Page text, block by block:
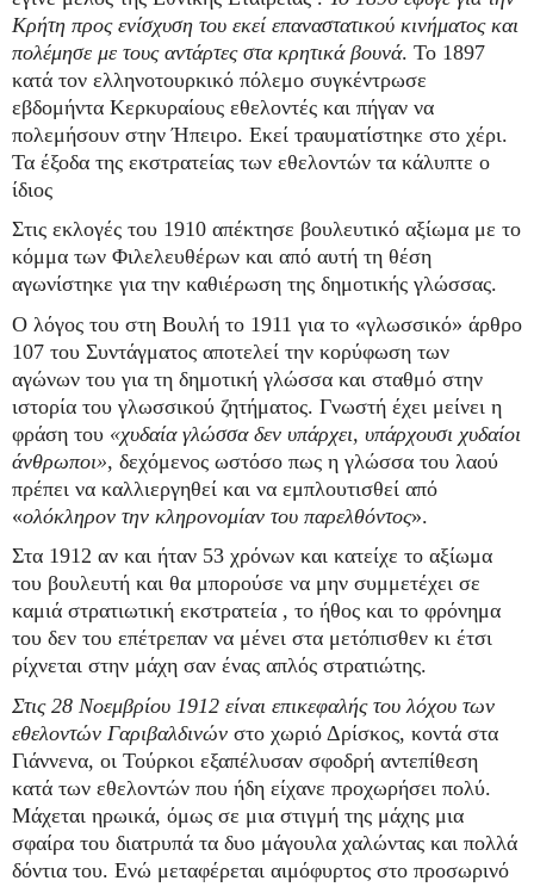
Κρήτη προς ενίσχυση του εκεί επαναστατικού κινήματος και
πολέμησε με τους αντάρτες στα κρητικά βουνά. Το 1897
κατά τον ελληνοτουρκικό πόλεμο συγκέντρωσε
εβδομήντα Κερκυραίους εθελοντές και πήγαν να
πολεμήσουν στην Ήπειρο. Εκεί τραυματίστηκε στο χέρι.
Τα έξοδα της εκστρατείας των εθελοντών τα κάλυπτε ο
ίδιος
Στις εκλογές του 1910 απέκτησε βουλευτικό αξίωμα με το
κόμμα των Φιλελευθέρων και από αυτή τη θέση
αγωνίστηκε για την καθιέρωση της δημοτικής γλώσσας.
Ο λόγος του στη Βουλή το 1911 για το «γλωσσικό» άρθρο
107 του Συντάγματος αποτελεί την κορύφωση των
αγώνων του για τη δημοτική γλώσσα και σταθμό στην
ιστορία του γλωσσικού ζητήματος. Γνωστή έχει μείνει η
φράση του «χυδαία γλώσσα δεν υπάρχει, υπάρχουσι χυδαίοι
άνθρωποι», δεχόμενος ωστόσο πως η γλώσσα του λαού
πρέπει να καλλιεργηθεί και να εμπλουτισθεί από
«ολόκληρον την κληρονομίαν του παρελθόντος».
Στα 1912 αν και ήταν 53 χρόνων και κατείχε το αξίωμα
του βουλευτή και θα μπορούσε να μην συμμετέχει σε
καμιά στρατιωτική εκστρατεία , το ήθος και το φρόνημα
του δεν του επέτρεπαν να μένει στα μετόπισθεν κι έτσι
ρίχνεται στην μάχη σαν ένας απλός στρατιώτης.
Στις 28 Νοεμβρίου 1912 είναι επικεφαλής του λόχου των
εθελοντών Γαριβαλδινών στο χωριό Δρίσκος, κοντά στα
Γιάννενα, οι Τούρκοι εξαπέλυσαν σφοδρή αντεπίθεση
κατά των εθελοντών που ήδη είχανε προχωρήσει πολύ.
Μάχεται ηρωικά, όμως σε μια στιγμή της μάχης μια
σφαίρα του διατρυπά τα δυο μάγουλα χαλώντας και πολλά
δόντια του. Ενώ μεταφέρεται αιμόφυρτος στο προσωρινό